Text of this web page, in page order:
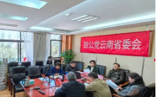
致公风采
专委会
书香机关
电子杂志